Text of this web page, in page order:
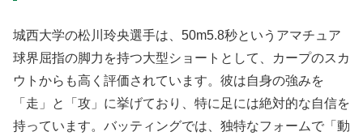
城西大学の松川玲央選手は、50m5.8秒というアマチュア
球界屈指の脚力を持つ大型ショートとして、カープのスカ
ウトからも高く評価されています。彼は自身の強みを
「走」と「攻」に挙げており、特に足には絶対的な自信を
持っています。バッティングでは、独特なフォームで「動